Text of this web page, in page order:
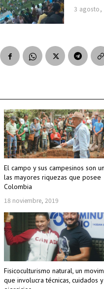
3 agosto,
El campo y sus campesinos son
las mayores riquezas que posee
Colombia
18 noviembre, 2019
Fisicoculturismo natural, un
que involucra técnicas, cuidados y